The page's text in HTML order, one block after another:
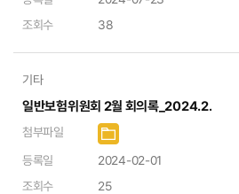
조회수
38
기타
일반보험위원회 2월 회의록_2024.2.
첨부파일
등록일
2024-02-01
조회수
25